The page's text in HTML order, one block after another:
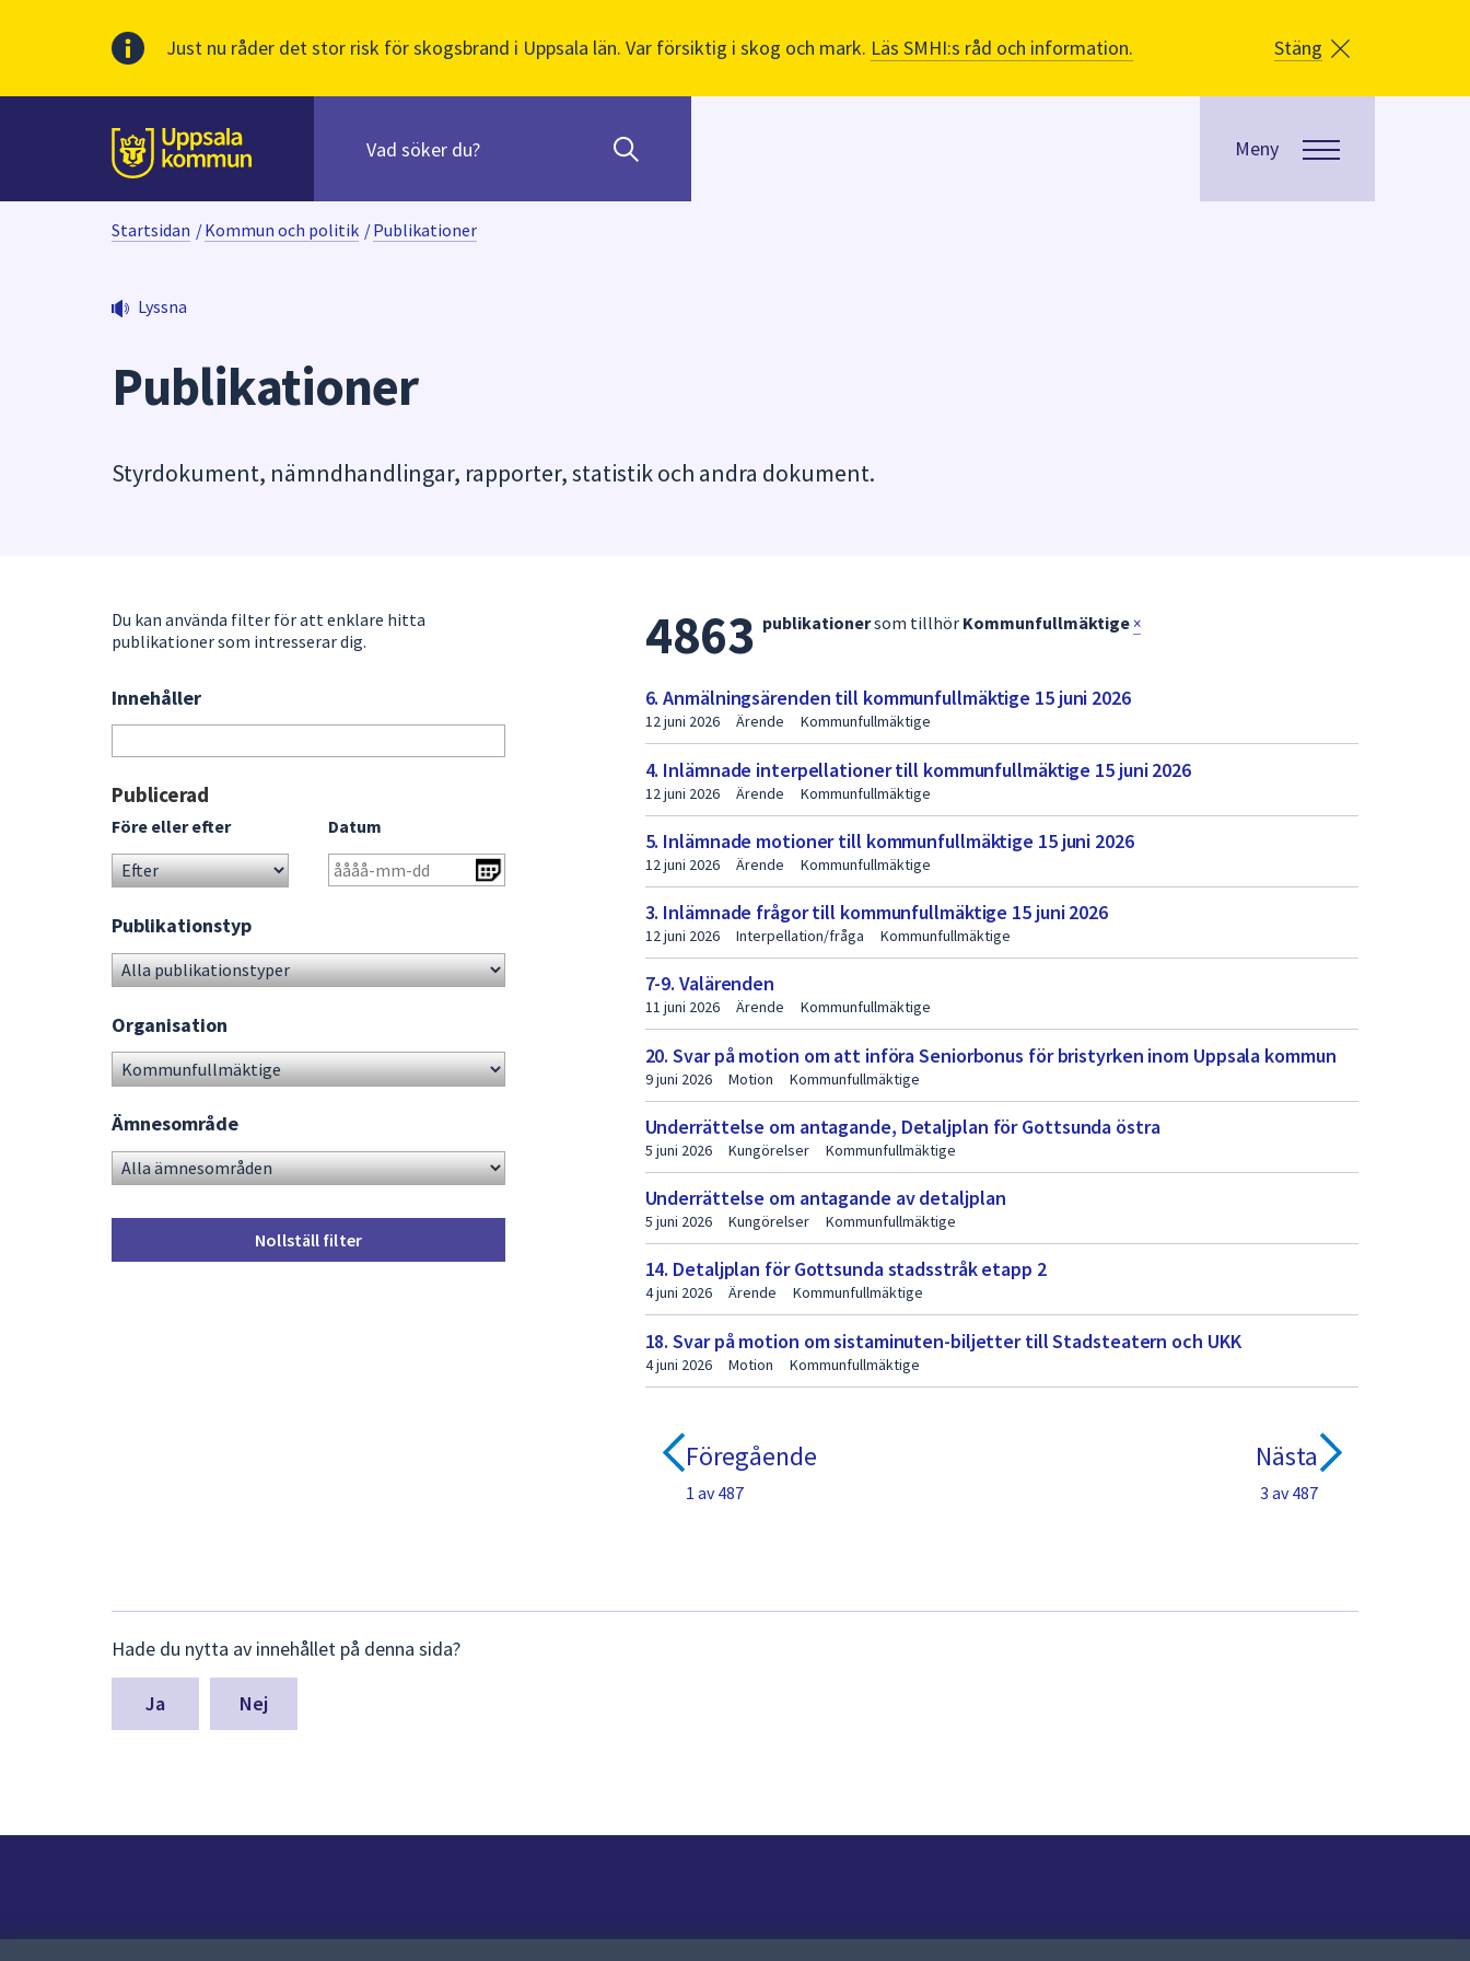
Just nu råder det stor risk för skogsbrand i Uppsala län. Var försiktig i skog och mark. Läs SMHI:s råd och information. Stäng
Till sidans
huvudinnehåll
innehåll
När
kommer
presenteras
att
navigera
enter
att
något
Meny
Startsidan /Kommun och politik /Publikationer
Lyssna
Publikationer
Styrdokument, nämndhandlingar, rapporter, statistik och andra dokument.
Du kan använda filter för att enklare hitta
publikationer som intresserar dig.
Sök
bland
publikationerna
Innehåller
Gå
direkt
sökresultat
Publicerad
Före eller efter Datum
Publikationstyp
Organisation
Ämnesområde
Nollställ filter
Lista
med
publikationer
sida
2
4863 publikationersom tillhör Kommunfullmäktige ×
6. Anmälningsärenden till kommunfullmäktige 15 juni 2026
12 juni 2026 Ärende Kommunfullmäktige
4. Inlämnade interpellationer till kommunfullmäktige 15 juni 2026
12 juni 2026 Ärende Kommunfullmäktige
5. Inlämnade motioner till kommunfullmäktige 15 juni 2026
12 juni 2026 Ärende Kommunfullmäktige
3. Inlämnade frågor till kommunfullmäktige 15 juni 2026
12 juni 2026 Interpellation/fråga Kommunfullmäktige
7-9. Valärenden
11 juni 2026 Ärende Kommunfullmäktige
20. Svar på motion om att införa Seniorbonus för bristyrken inom Uppsala kommun
9 juni 2026 Motion Kommunfullmäktige
Underrättelse om antagande, Detaljplan för Gottsunda östra
5 juni 2026 Kungörelser Kommunfullmäktige
Underrättelse om antagande av detaljplan
5 juni 2026 Kungörelser Kommunfullmäktige
14. Detaljplan för Gottsunda stadsstråk etapp 2
4 juni 2026 Ärende Kommunfullmäktige
18. Svar på motion om sistaminuten-biljetter till Stadsteatern och UKK
4 juni 2026 Motion Kommunfullmäktige
Föregående
1 av 487
Nästa
3 av 487
synpunkter
för
denna
Hade du nytta av innehållet på denna sida?
Nej